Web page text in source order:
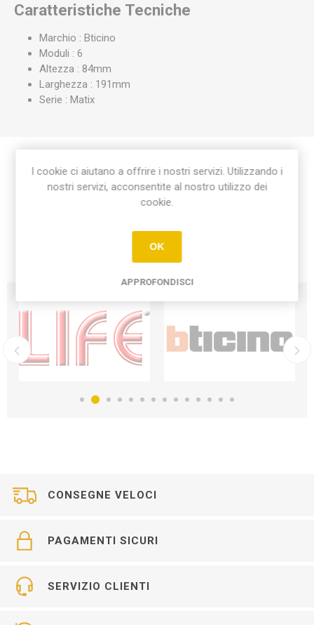
Caratteristiche Tecniche
Marchio : Bticino
Moduli : 6
Altezza : 84mm
Larghezza : 191mm
Serie : Matix
Etichetta del prodotto
CONSEGNE VELOCI
PAGAMENTI SICURI
SERVIZIO CLIENTI
I cookie ci aiutano a offrire i nostri servizi. Utilizzando i
nostri servizi, acconsentite al nostro utilizzo dei
cookie.
OK
APPROFONDISCI